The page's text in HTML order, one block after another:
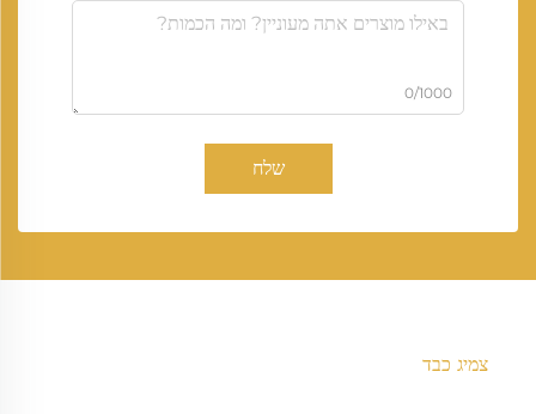
0/1000
שלח
צמיג כבד